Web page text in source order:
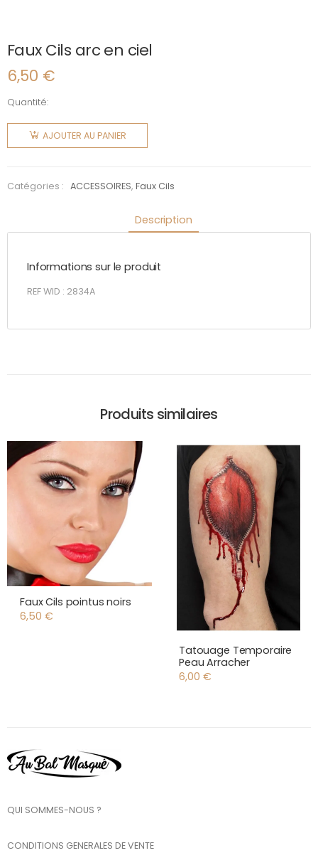
Faux Cils arc en ciel
6,50 €
Quantité:
quantité
de Faux
Cils arc
AJOUTER AU PANIER
Catégories : ACCESSOIRES,Faux Cils
Description
Informations sur le produit
REF WID : 2834A
Produits similaires
Faux Cils pointus noirs
6,50 €
Tatouage Temporaire
Peau Arracher
6,00 €
QUI SOMMES-NOUS ?
CONDITIONS GENERALES DE VENTE